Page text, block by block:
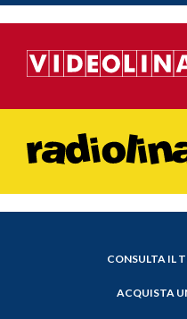
CONSULTA IL
ACQUISTA